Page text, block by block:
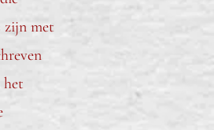
zijn met
het